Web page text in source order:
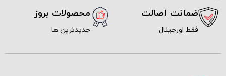
ضمانت اصالت
فقط اورجینال
محصولات بروز
جدیدترین ها